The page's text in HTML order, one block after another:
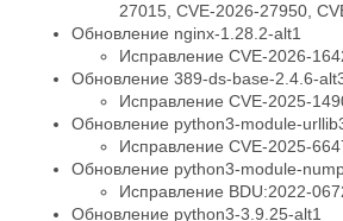
27015, CVE-2026-27950,
Обновление nginx-1.28.2-alt1
Исправление CVE-2026-
Обновление 389-ds-base-2.4.6-
Исправление CVE-2025-
Обновление python3-module-
Исправление CVE-2025-
Обновление python3-module-
Исправление BDU:2022-
Обновление python3-3.9.25-alt1